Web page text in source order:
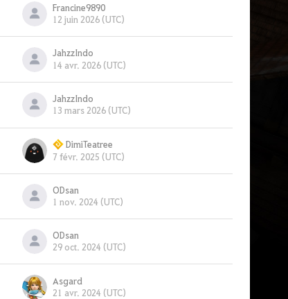
Francine9890
12 juin 2026 (UTC)
JahzzIndo
14 avr. 2026 (UTC)
JahzzIndo
13 mars 2026 (UTC)
DimiTeatree
7 févr. 2025 (UTC)
ODsan
1 nov. 2024 (UTC)
ODsan
29 oct. 2024 (UTC)
Asgard
21 avr. 2024 (UTC)